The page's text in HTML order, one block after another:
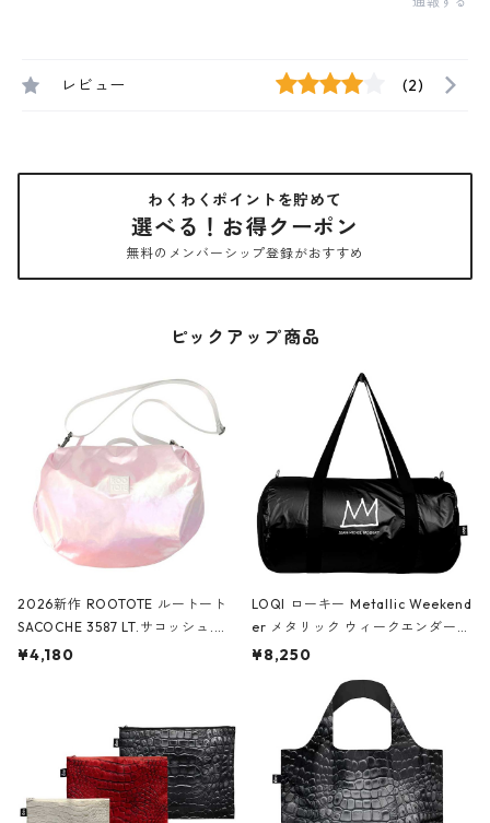
レビュー (2)
わくわくポイントを貯めて
選べる！お得クーポン
無料のメンバーシップ登録がおすすめ
ピックアップ商品
2026新作 ROOTOTE ルートート
SACOCHE 3587 LT.サコッシュ.ル
ミエ-B ショルダーバッグ グロスピ
¥4,180
LOQI ローキー Metallic Weekend
er メタリック ウィークエンダー
ボストンバッグ ショルダーバッグ
Black ジャン=ミッシェル・バスキ
ア/クラウン ブラック
¥8,250